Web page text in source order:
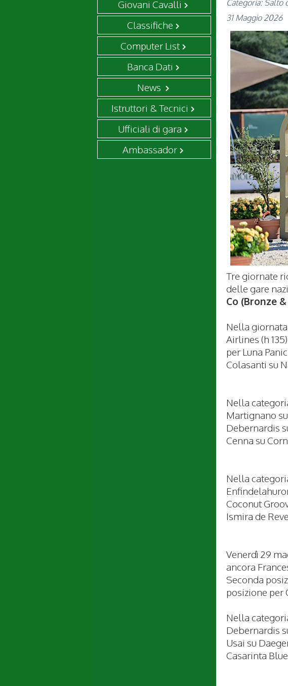
Giovani Cavalli
Classifiche
Computer List
Banca Dati
News
Istruttori & Tecnici
Ufficiali di gara
Ambassador
Categoria: Salto
31 Maggio 2026
Tre giornate
delle gare
Co (Bronze
Nella
Airlines (h
per Luna
Colasanti su
Nella
Martignano
Debernardis
Cenna su
Nella
Coconut
Ismira de
Venerdì 29
ancora
Seconda
posizione per
Nella
Debernardis
Usai su
Casarinta